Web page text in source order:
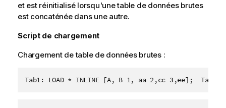
et est réinitialisé lorsqu'une table de données brutes
est concaténée dans une autre.
Script de chargement
Chargement de table de données brutes :
Tab1: LOAD * INLINE [A, B 1, aa 2,cc 3,ee];